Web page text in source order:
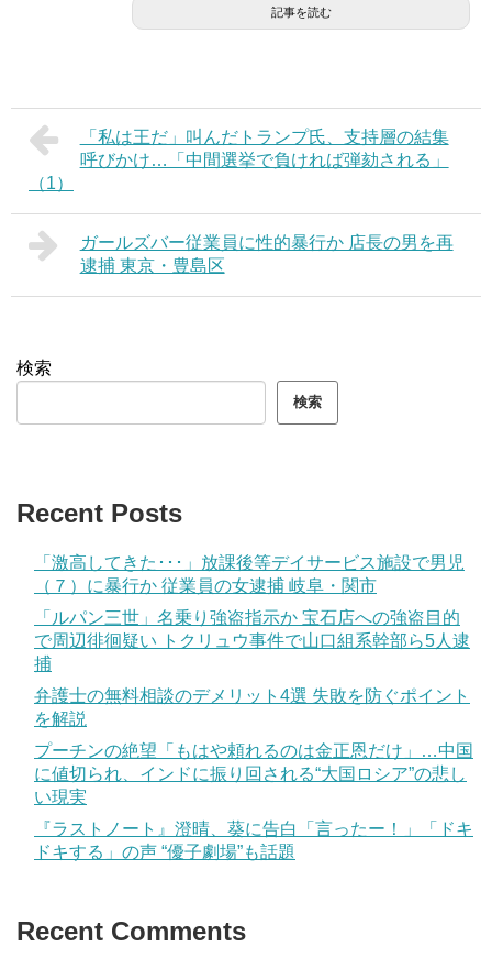
記事を読む
「私は王だ」叫んだトランプ氏、支持層の結集
呼びかけ…「中間選挙で負ければ弾劾される」
（1）
ガールズバー従業員に性的暴行か 店長の男を再
逮捕 東京・豊島区
検索
検索
Recent Posts
「激高してきた･･･」放課後等デイサービス施設で男児
（７）に暴行か 従業員の女逮捕 岐阜・関市
「ルパン三世」名乗り強盗指示か 宝石店への強盗目的
で周辺徘徊疑い トクリュウ事件で山口組系幹部ら5人逮
捕
弁護士の無料相談のデメリット4選 失敗を防ぐポイント
を解説
プーチンの絶望「もはや頼れるのは金正恩だけ」…中国
に値切られ、インドに振り回される“大国ロシア”の悲し
い現実
『ラストノート』澄晴、葵に告白「言ったー！」「ドキ
ドキする」の声 “優子劇場”も話題
Recent Comments